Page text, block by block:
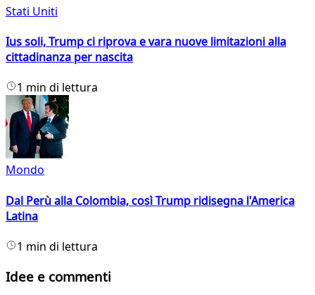
Stati Uniti
Ius soli, Trump ci riprova e vara nuove limitazioni alla
cittadinanza per nascita
1 min di lettura
Mondo
Dal Perù alla Colombia, così Trump ridisegna l'America
Latina
1 min di lettura
Idee e commenti